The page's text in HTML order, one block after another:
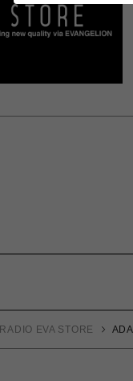
RADIO EVA STORE